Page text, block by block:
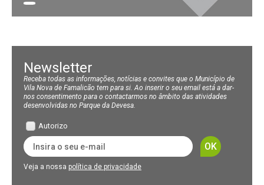
Newsletter
Receba todas as informações, notícias e convites que o Município de
Vila Nova de Famalicão tem para si. Ao inserir o seu email está a dar-
nos consentimento para o contactarmos no âmbito das atividades
desenvolvidas no Parque da Devesa.
Autorizo
Veja a nossa política de privacidade